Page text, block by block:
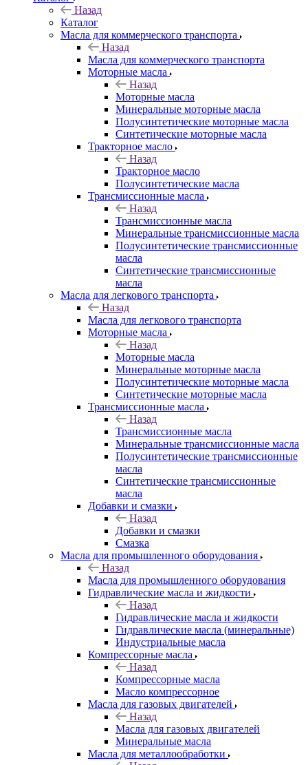
Назад
Каталог
Масла для коммерческого транспорта
Назад
Масла для коммерческого транспорта
Моторные масла
Назад
Моторные масла
Минеральные моторные масла
Полусинтетические моторные масла
Синтетические моторные масла
Тракторное масло
Назад
Тракторное масло
Полусинтетические масла
Трансмиссионные масла
Назад
Трансмиссионные масла
Минеральные трансмиссионные масла
Полусинтетические трансмиссионные
масла
Синтетические трансмиссионные
масла
Масла для легкового транспорта
Назад
Масла для легкового транспорта
Моторные масла
Назад
Моторные масла
Минеральные моторные масла
Полусинтетические моторные масла
Синтетические моторные масла
Трансмиссионные масла
Назад
Трансмиссионные масла
Минеральные трансмиссионные масла
Полусинтетические трансмиссионные
масла
Синтетические трансмиссионные
масла
Добавки и смазки
Назад
Добавки и смазки
Смазка
Масла для промышленного оборудования
Назад
Масла для промышленного оборудования
Гидравлические масла и жидкости
Назад
Гидравлические масла и жидкости
Гидравлические масла (минеральные)
Индустриальные масла
Компрессорные масла
Назад
Компрессорные масла
Масло компрессорное
Масла для газовых двигателей
Назад
Масла для газовых двигателей
Минеральные масла
Масла для металлообработки